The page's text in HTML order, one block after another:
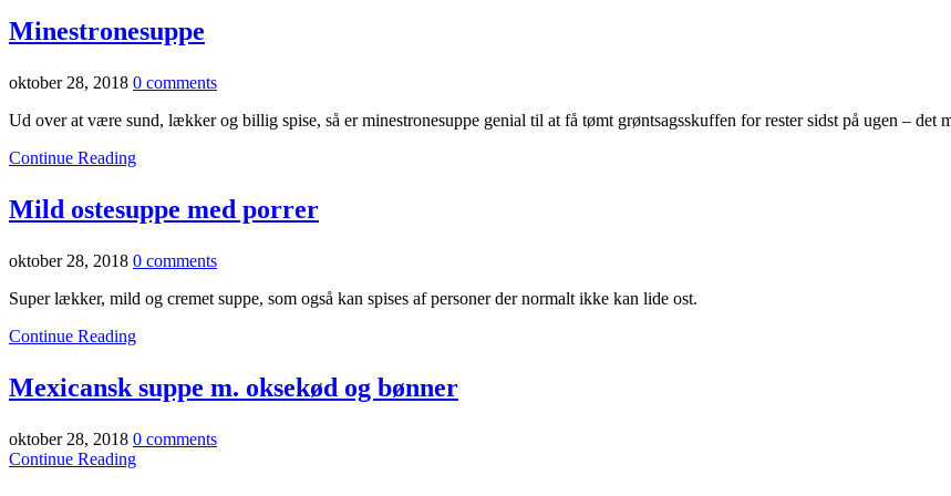
Minestronesuppe
oktober 28, 2018 0 comments
Ud over at være sund, lækker og billig spise, så er minestronesuppe genial til at få tømt grøntsagsskuffen for rester sidst på ugen – det
Continue Reading
Mild ostesuppe med porrer
oktober 28, 2018 0 comments
Super lækker, mild og cremet suppe, som også kan spises af personer der normalt ikke kan lide ost.
Continue Reading
Mexicansk suppe m. oksekød og bønner
oktober 28, 2018 0 comments
Continue Reading